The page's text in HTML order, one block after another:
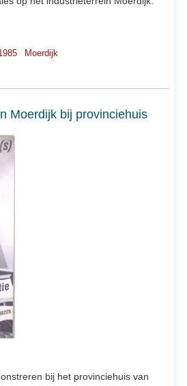
Moerdijk
Moerdijk bij provinciehuis
bij het provinciehuis van